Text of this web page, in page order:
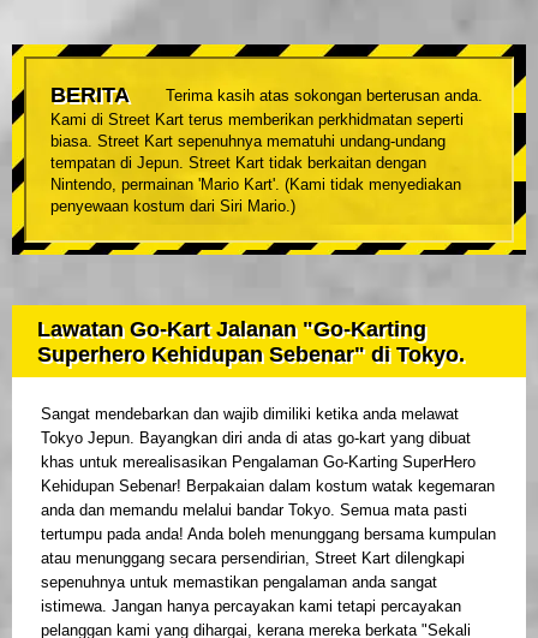
BERITA
Terima kasih atas sokongan berterusan anda.
Kami di Street Kart terus memberikan perkhidmatan seperti
biasa. Street Kart sepenuhnya mematuhi undang-undang
tempatan di Jepun. Street Kart tidak berkaitan dengan
Nintendo, permainan 'Mario Kart'. (Kami tidak menyediakan
penyewaan kostum dari Siri Mario.)
Lawatan Go-Kart Jalanan "Go-Karting
Superhero Kehidupan Sebenar" di Tokyo.
Sangat mendebarkan dan wajib dimiliki ketika anda melawat
Tokyo Jepun. Bayangkan diri anda di atas go-kart yang dibuat
khas untuk merealisasikan Pengalaman Go-Karting SuperHero
Kehidupan Sebenar! Berpakaian dalam kostum watak kegemaran
anda dan memandu melalui bandar Tokyo. Semua mata pasti
tertumpu pada anda! Anda boleh menunggang bersama kumpulan
atau menunggang secara persendirian, Street Kart dilengkapi
sepenuhnya untuk memastikan pengalaman anda sangat
istimewa. Jangan hanya percayakan kami tetapi percayakan
pelanggan kami yang dihargai, kerana mereka berkata "Sekali